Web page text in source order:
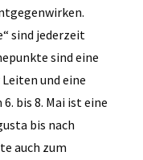
sind jederzeit
sind eine
und eine
bis 8. Mai ist eine
bis nach
auch zum